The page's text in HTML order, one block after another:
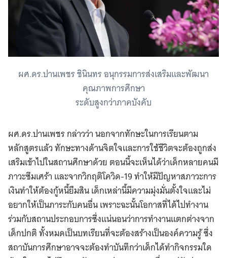
ผศ.ดร.ปานเพชร ชินินทร อนุกรรมการส่งเสริมและพัฒนา
คุณภาพการศึกษา
ระดับสูงกว่าภาคบังคับ
ผศ.ดร.ปานเพชร กล่าวว่านอกจากทักษะในการเรียนตาม
หลักสูตรแล้ว ทักษะทางด้านจิตใจและการใช้ชีวิตจะต้องถูกส่ง
เสริมเข้าไปในสถานศึกษาด้วย ตอนนี้จะเห็นได้ว่าเด็กหลายคนมี
ภาวะซึมเศร้า และจากวิกฤติโควิด-19 ทำให้มีปัญหาสภาวะการ
เงินทำให้ต้องกู้หนี้ยืมสิน เด็กเหล่านี้มีความมุ่งมั่นตั้งใจและไม่
อยากให้เป็นภาระกับคนอื่น เพราะฉะนั้นโอกาสที่ได้ไปทำงาน
ร่วมกับสถานประกอบการซึ่งแน่นอนว่าการทำงานแตกต่างจาก
เด็กปกติ ทั้งหมดเป็นบทเรียนที่จะต้องสร้างเป็นองค์ความรู้ ซึ่ง
สถาบันการศึกษาอาจจะต้องทำบันทึกว่าเด็กได้ทำกิจกรรมใด